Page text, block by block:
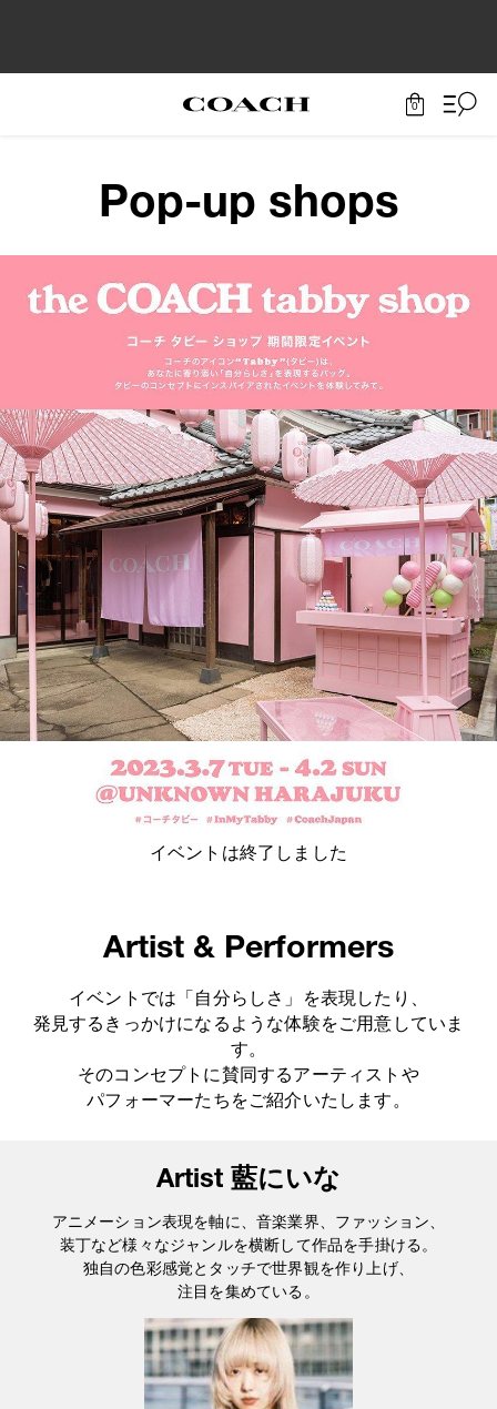
0
Pop-up shops
イベントは終了しました
Artist & Performers
イベントでは「自分らしさ」を表現したり、
発見するきっかけになるような体験をご用意していま
す。
そのコンセプトに賛同するアーティストや
パフォーマーたちをご紹介いたします。
Artist 藍にいな
アニメーション表現を軸に、音楽業界、ファッション、
装丁など様々なジャンルを横断して作品を手掛ける。
独自の色彩感覚とタッチで世界観を作り上げ、
注目を集めている。